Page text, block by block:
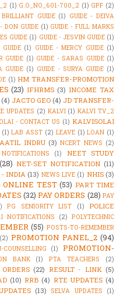
(1) G.O_NO_601-700_2 (1) GPF (2)
GUIDE (1) GUIDE - DEIVA
DON GUIDE (1) GUIDE - FULL MARKS
GUIDE (1) GUIDE - JESVIN GUIDE (1)
(1) GUIDE - MERCY GUIDE (1)
GUIDE (1) GUIDE - SARAS GUIDE (1)
GUIDE (1) GUIDE - SURYA GUIDE (1)
(1) HM TRANSFER-PROMOTION
(23) IFHRMS (3) INCOME TAX
(4) JACTO GEO (4) JD TRANSFER-
UPDATES (2) KALVI (1) KALVI TV_2
- CONTACT US (1) KALVISOLAI
(1) LAB ASST (2) LEAVE (1) LOAN (1)
INDRU (3) NCERT NEWS (2)
(1)
NEET STUDY
(28) NET-SET NOTIFICATION (11)
- INDIA (13) NEWS LIVE (1) NHIS (3)
ONLINE TEST (53) PART TIME
(32) PAY ORDERS (28) PAY
PG SENIORITY LIST (1)
POLICE
NOTIFICATIONS (2) POLYTECHNIC
(55) POSTS-TO-REMEMBER
(2) PROMOTION PANEL_2 (94)
COUNSELLING (1)
PROMOTION-
BANK (1) PTA TEACHERS
(2)
(22) RESULT - LINK (5)
(10) RRB (4) RTE UPDATES (4)
(13) SELVA UPDATES
(1)